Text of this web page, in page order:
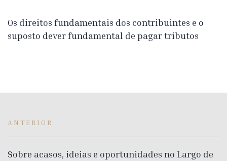
Os direitos fundamentais dos contribuintes e o
suposto dever fundamental de pagar tributos
ANTERIOR
Sobre acasos, ideias e oportunidades no Largo de